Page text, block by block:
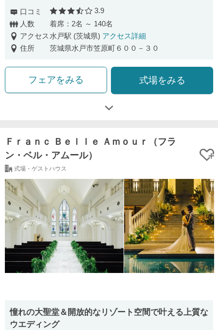
口コミ 口コミ評価
3.9
人数
着席：2名 ～ 140名
アクセス 水戸駅 (茨城県) アクセス詳細
住所
茨城県水戸市笠原町６００－３０
フェアをみる 式場をみる
Ｆｒａｎｃ Ｂｅｌｌｅ Ａｍｏｕｒ（フラ
ン・ベル・アムール）
式場・ゲストハウス
憧れの大聖堂＆開放的なリゾート空間で叶える上質な
ウエディング